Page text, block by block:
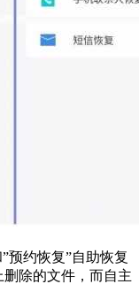
预约恢复”自助恢复
除的文件，而自主